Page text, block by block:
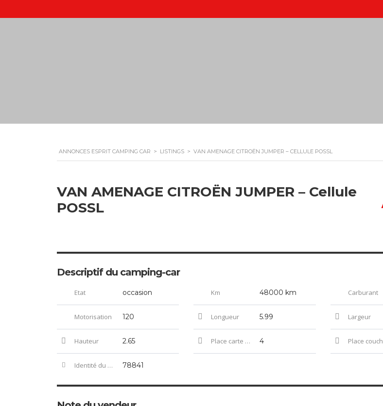
ANNONCES ESPRIT CAMPING CAR > LISTINGS > VAN AMENAGE CITROËN JUMPER – CELLULE POSSL
VAN AMENAGE CITROËN JUMPER – Cellule
POSSL
Descriptif du camping-car
Etat occasion Km 48000 km Carburant
Motorisation 120 Longueur 5.99 Largeur
Hauteur 2.65 Place carte grise 4 Place couchage
Identité du stock 78841